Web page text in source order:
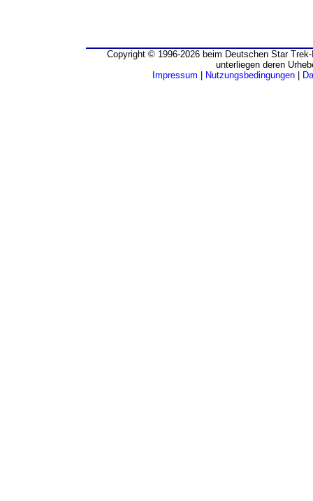
Copyright © 1996-2026 beim Deutschen Star
unterliegen deren
Impressum
Nutzungsbedingungen